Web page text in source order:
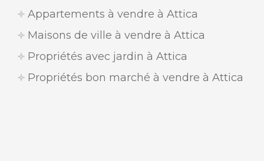
Appartements à vendre à Attica
Maisons de ville à vendre à Attica
Propriétés avec jardin à Attica
Propriétés bon marché à vendre à Attica